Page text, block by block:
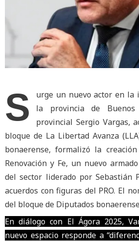
S
urge un nuevo actor en
la provincia de
provincial Sergio Vargas,
bloque de La Libertad Avanza
bonaerense, formalizó la
Renovación y Fe, un nuevo
del sector liderado por Sebastián
acuerdos con figuras del PRO. El
del bloque de Diputados
En diálogo con El Ágora 2025,
nuevo espacio responde a